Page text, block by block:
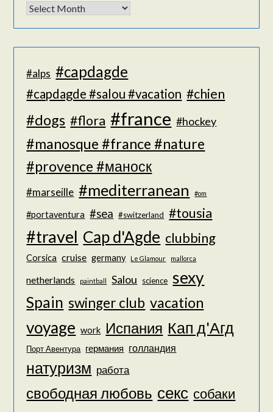
#alps #capdagde
#capdagde #salou #vacation #chien
#dogs #flora #france #hockey
#manosque #france #nature
#provence #маноск
#marseille #mediterranean #om
#portaventura #sea #switzerland #tousia
#travel Cap d'Agde clubbing
Corsica cruise germany Le Glamour mallorca
netherlands paintball Salou science sexy
Spain swinger club vacation
voyage work Испания Кап д'Агд
Порт Авентура германия голландия
натуризм работа
свободная любовь секс собаки